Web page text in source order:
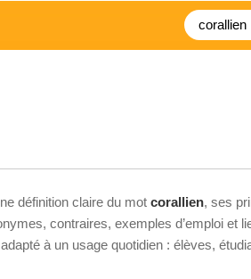
définition claire du mot corallien, ses
contraires, exemples d’emploi et
à un usage quotidien : élèves,